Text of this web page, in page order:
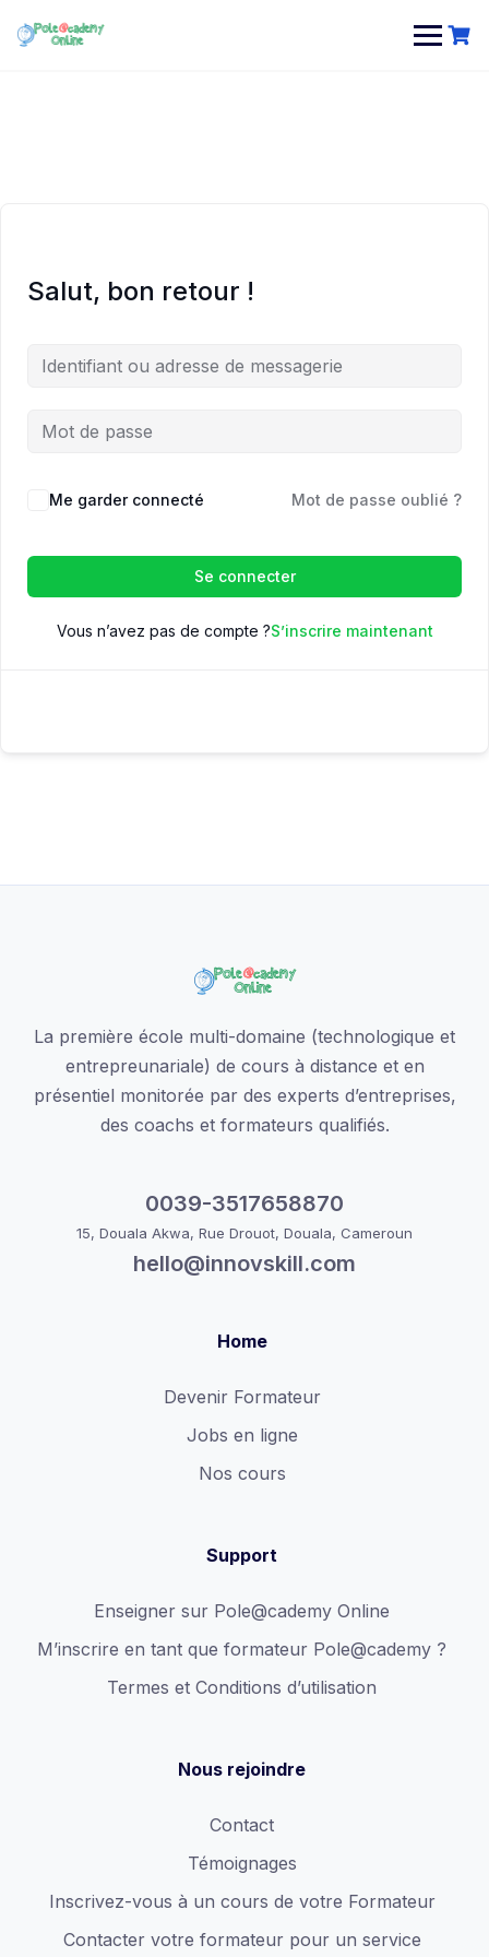
content
Salut, bon retour !
Me garder connecté Mot de passe oublié ?
Se connecter
Vous n’avez pas de compte ?S’inscrire maintenant
La première école multi-domaine (technologique et
entrepreunariale) de cours à distance et en
présentiel monitorée par des experts d’entreprises,
des coachs et formateurs qualifiés.
0039-3517658870
15, Douala Akwa, Rue Drouot, Douala, Cameroun
hello@innovskill.com
Home
Devenir Formateur
Jobs en ligne
Nos cours
Support
Enseigner sur Pole@cademy Online
M’inscrire en tant que formateur Pole@cademy ?
Termes et Conditions d’utilisation
Nous rejoindre
Contact
Témoignages
Inscrivez-vous à un cours de votre Formateur
Contacter votre formateur pour un service